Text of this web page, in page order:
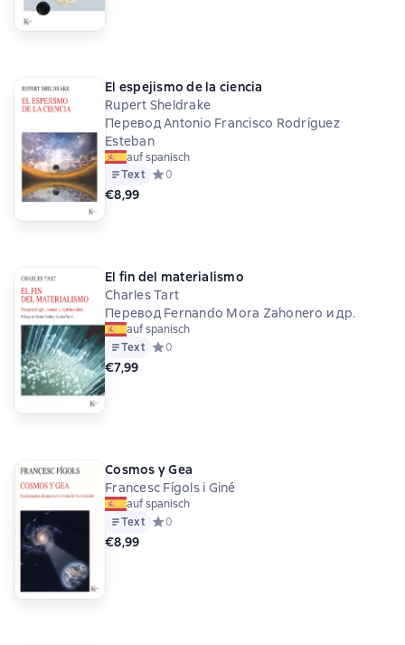
El espejismo de la ciencia
Rupert Sheldrake
Перевод Antonio Francisco Rodríguez
Esteban
auf spanisch
Text Средний рейтинг 0 на основе 0 оценок
0
€8,99
El fin del materialismo
Charles Tart
Перевод Fernando Mora Zahonero и др.
auf spanisch
Text Средний рейтинг 0 на основе 0 оценок
0
€7,99
Cosmos y Gea
Francesc Fígols i Giné
auf spanisch
Text Средний рейтинг 0 на основе 0 оценок
0
€8,99